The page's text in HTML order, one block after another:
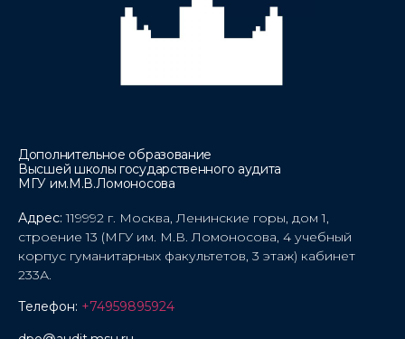
Дополнительное образование
Высшей школы государственного аудита
МГУ им.М.В.Ломоносова
Адрес:119992 г. Москва, Ленинские горы, дом 1,
строение 13 (МГУ им. М.В. Ломоносова, 4 учебный
корпус гуманитарных факультетов, 3 этаж) кабинет
233А.
Телефон: +74959895924